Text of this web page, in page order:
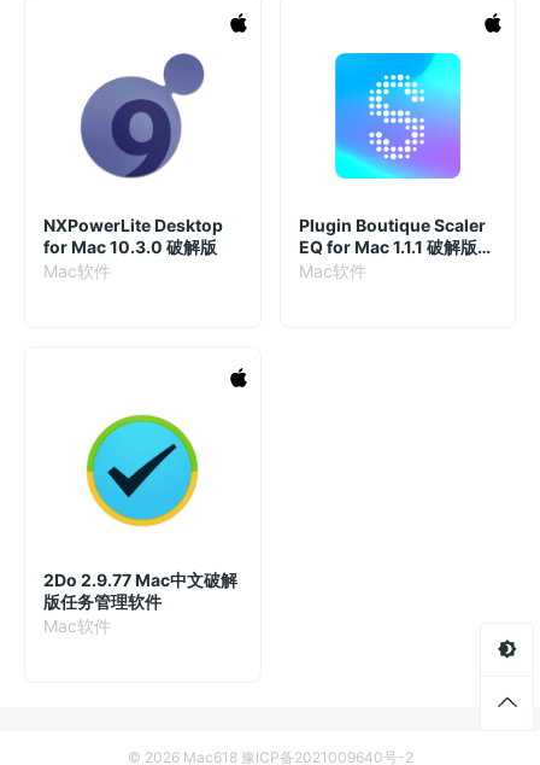
NXPowerLite Desktop
for Mac 10.3.0 破解版
Mac软件
Plugin Boutique Scaler
EQ for Mac 1.1.1 破解版
均衡器插件
Mac软件
2Do 2.9.77 Mac中文破解
版任务管理软件
Mac软件
© 2026 Mac618 豫ICP备2021009640号-2